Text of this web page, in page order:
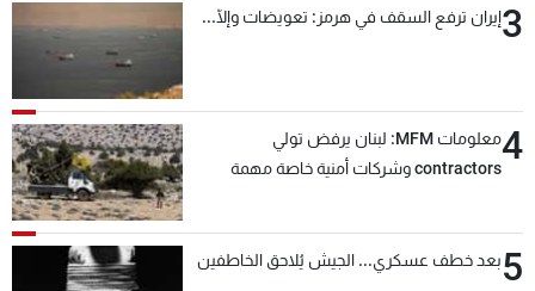
3إيران ترفع السقف في هرمز: تعويضات وإلّا...
4
معلومات MFM: لبنان يرفض تولي
contractors وشركات أمنية خاصة مهمة
5بعد خطف عسكري... الجيش يُلاحق الخاطفين